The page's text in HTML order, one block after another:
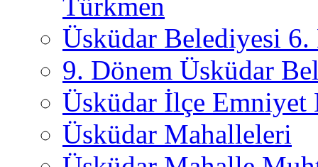
Türkmen
Üsküdar Belediyesi 6.
9. Dönem Üsküdar
Üsküdar İlçe
Üsküdar Mahalleleri